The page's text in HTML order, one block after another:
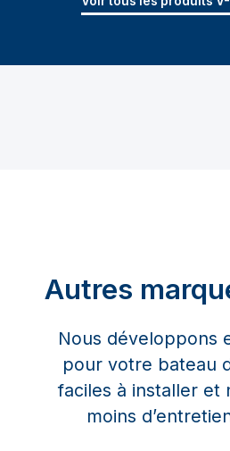
Autres
Nous développons
pour votre bateau
faciles à installer et
moins